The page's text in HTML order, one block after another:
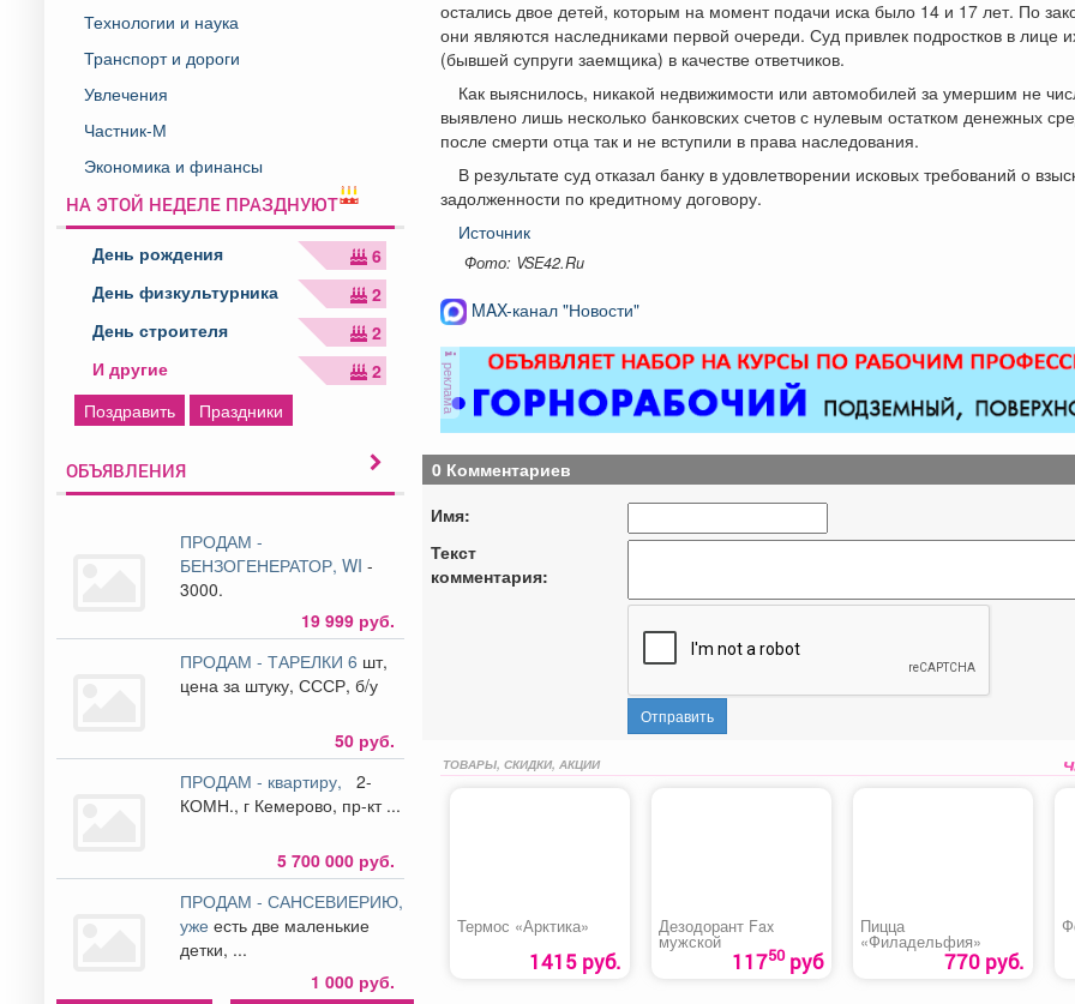
Технологии и наука
Транспорт и дороги
Увлечения
Частник-М
Экономика и финансы
НА ЭТОЙ НЕДЕЛЕ ПРАЗДНУЮТ
День рождения
6
День физкультурника
2
День строителя
2
И другие
2
Поздравить
Праздники
ОБЪЯВЛЕНИЯ
ПРОДАМ -
БЕНЗОГЕНЕРАТОР, WI-
3000.
19 999 руб.
ПРОДАМ - ТАРЕЛКИ 6 шт,
цена за штуку, СССР, б/у
50 руб.
ПРОДАМ - квартиру,
2-
КОМН., г Кемерово, пр-кт ...
5 700 000 руб.
ПРОДАМ - САНСЕВИЕРИЮ,
ужеесть две маленькие
детки, ...
1 000 руб.
остались двое детей, которым на момент подачи иска было 14 и 17 лет. По
они являются наследниками первой очереди. Суд привлек подростков в лице
(бывшей супруги заемщика) в качестве ответчиков.
Как выяснилось, никакой недвижимости или автомобилей за умершим не
выявлено лишь несколько банковских счетов с нулевым остатком денежных
после смерти отца так и не вступили в права наследования.
В результате суд отказал банку в удовлетворении исковых требований о
задолженности по кредитному договору.
Источник
Фото: VSE42.Ru
MAX-канал "Новости"
реклама
0 Комментариев
Имя:
Текст
комментария:
Отправить
ТОВАРЫ, СКИДКИ, АКЦИИ
Термос «Арктика»
1415 руб.
Дезодорант Fax
мужской
11750руб
Пицца
«Филадельфия»
770 руб.